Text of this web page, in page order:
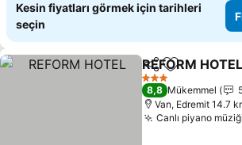
Kesin fiyatları görmek için tarihleri
seçin
PaylaşFavorilerime
REFORM HOTEL
3 Yıldız
8,8 Mükemmel
Van, Edremit 14.7
Canlı piyano